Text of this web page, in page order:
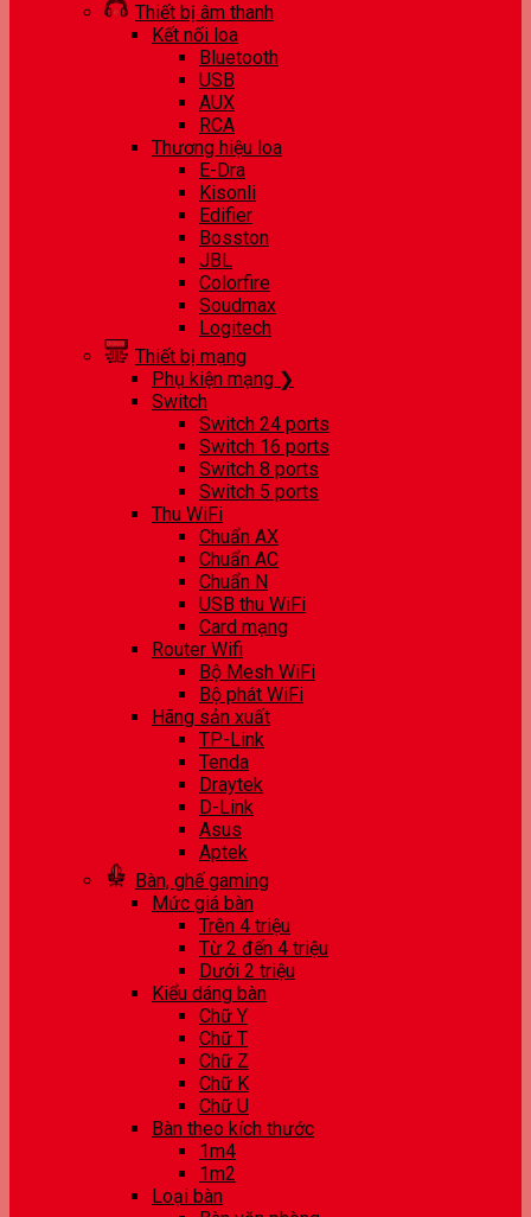
Thiết bị âm thanh
Kết nối loa
Bluetooth
USB
AUX
RCA
Thương hiệu loa
E-Dra
Kisonli
Edifier
Bosston
JBL
Colorfire
Soudmax
Logitech
Thiết bị mạng
Phụ kiện mạng ❯
Switch
Switch 24 ports
Switch 16 ports
Switch 8 ports
Switch 5 ports
Thu WiFi
Chuẩn AX
Chuẩn AC
Chuẩn N
USB thu WiFi
Card mạng
Router Wifi
Bộ Mesh WiFi
Bộ phát WiFi
Hãng sản xuất
TP-Link
Tenda
Draytek
D-Link
Asus
Aptek
Bàn, ghế gaming
Mức giá bàn
Trên 4 triệu
Từ 2 đến 4 triệu
Dưới 2 triệu
Kiểu dáng bàn
Chữ Y
Chữ T
Chữ Z
Chữ K
Chữ U
Bàn theo kích thước
1m4
1m2
Loại bàn